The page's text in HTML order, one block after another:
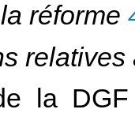
réforme
relatives
la